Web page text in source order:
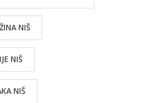
NIŠ
NIŠ
NIŠ